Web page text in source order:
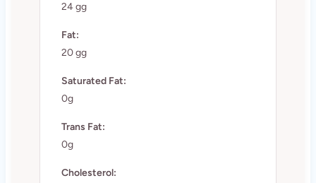
24 gg
Fat:
20 gg
Saturated Fat:
0g
Trans Fat:
0g
Cholesterol: